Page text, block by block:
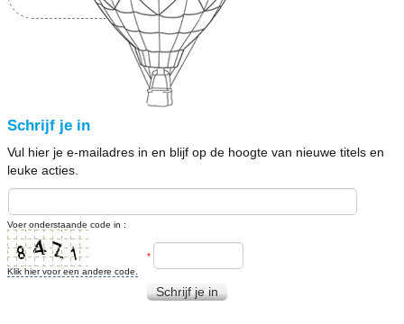
Schrijf je in
Vul hier je e-mailadres in en blijf op de hoogte van nieuwe titels en
leuke acties.
Voer onderstaande code in :
Klik hier voor een andere code.
*
Schrijf je in